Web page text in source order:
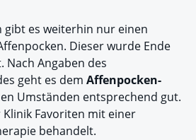
gibt es weiterhin nur einen
Dieser wurde Ende
Nach Angaben des
geht es dem Affenpocken-
Umständen entsprechend gut.
Favoriten mit einer
behandelt.